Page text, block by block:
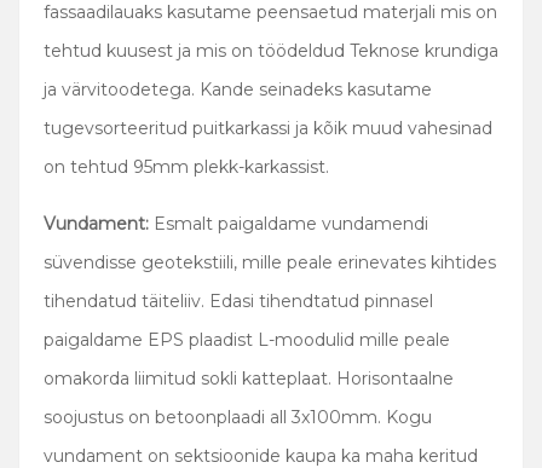
fassaadilauaks kasutame peensaetud materjali mis on
tehtud kuusest ja mis on töödeldud Teknose krundiga
ja värvitoodetega. Kande seinadeks kasutame
tugevsorteeritud puitkarkassi ja kõik muud vahesinad
on tehtud 95mm plekk-karkassist.
Vundament: Esmalt paigaldame vundamendi
süvendisse geotekstiili, mille peale erinevates kihtides
tihendatud täiteliiv. Edasi tihendtatud pinnasel
paigaldame EPS plaadist L-moodulid mille peale
omakorda liimitud sokli katteplaat. Horisontaalne
soojustus on betoonplaadi all 3x100mm. Kogu
vundament on sektsioonide kaupa ka maha keritud